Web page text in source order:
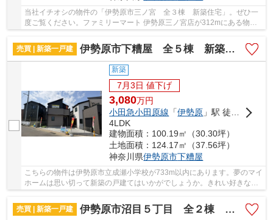
当社イチオシの物件の「伊勢原市三ノ宮 全３棟 新築住宅」。ぜひ一
度ご覧ください。ファミリーマート 伊勢原三ノ宮店が312mにある物件
売買 | 新築一戸建
伊勢原市下糟屋 全５棟 新築住宅
新築
7月3日 値下げ
3,080万円
小田急小田原線 「伊勢原 」駅 徒歩28分
4LDK
建物面積：100.19㎡（30.30坪）
土地面積：124.17㎡（37.56坪）
神奈川県伊勢原市下糟屋
こちらの物件は伊勢原市立成瀬小学校が733m以内にあります。夢のマイ
ホームは思い切って新築の戸建てはいかがでしょうか。きれい好きな方
売買 | 新築一戸建
伊勢原市沼目５丁目 全２棟 新築住宅